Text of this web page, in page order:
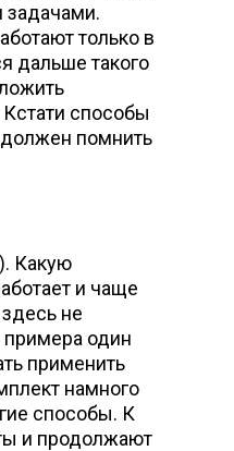
задачами.
только в
дальше такого
способы
помнить
Какую
и чаще
не
примера один
применить
намного
способы. К
и продолжают